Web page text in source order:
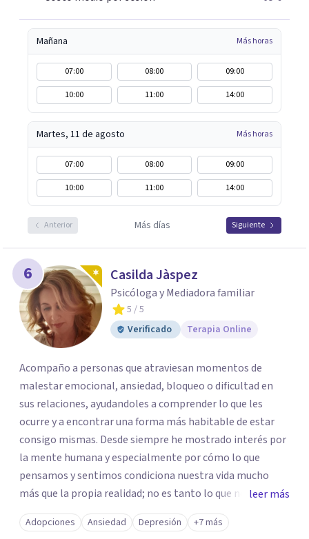
Mañana Más horas
07:00 08:00
09:00
10:00
11:00 14:00
Martes, 11 de agosto Más horas
07:00 08:00
09:00
10:00
11:00 14:00
Anterior Más días Siguiente
6 Casilda Jàspez
Psicóloga y Mediadora familiar
5 / 5
Verificado
Terapia Online
Acompaño a personas que atraviesan momentos de
malestar emocional, ansiedad, bloqueo o dificultad en
sus relaciones, ayudandoles a comprender lo que les
ocurre y a encontrar una forma más habitable de estar
consigo mismas. Desde siempre he mostrado interés por
la mente humana y especialmente por cómo lo que
pensamos y sentimos condiciona nuestra vida mucho
más que la propia realidad; no es tanto lo que nos pueda
suceder sino cómo lo vivimos. Por eso, mi trabajo parte
de la escucha de la experiencia subjetiva de cada persona.
leer más
Adopciones Ansiedad Depresión +7 más